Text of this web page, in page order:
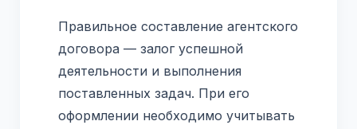
Правильное составление агентского
договора — залог успешной
деятельности и выполнения
поставленных задач. При его
оформлении необходимо учитывать